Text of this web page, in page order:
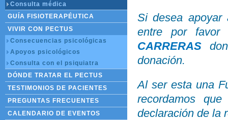
Si desea apoyar
entre por
CARRERAS
donación.
Al ser esta una
recordamos
declaración de la
Consulta médica
GUÍA FISIOTERAPÉUTICA
VIVIR CON PECTUS
Consecuencias psicológicas
Apoyos psicológicos
Consulta con el psiquiatra
DÓNDE TRATAR EL PECTUS
TESTIMONIOS DE PACIENTES
PREGUNTAS FRECUENTES
CALENDARIO DE EVENTOS